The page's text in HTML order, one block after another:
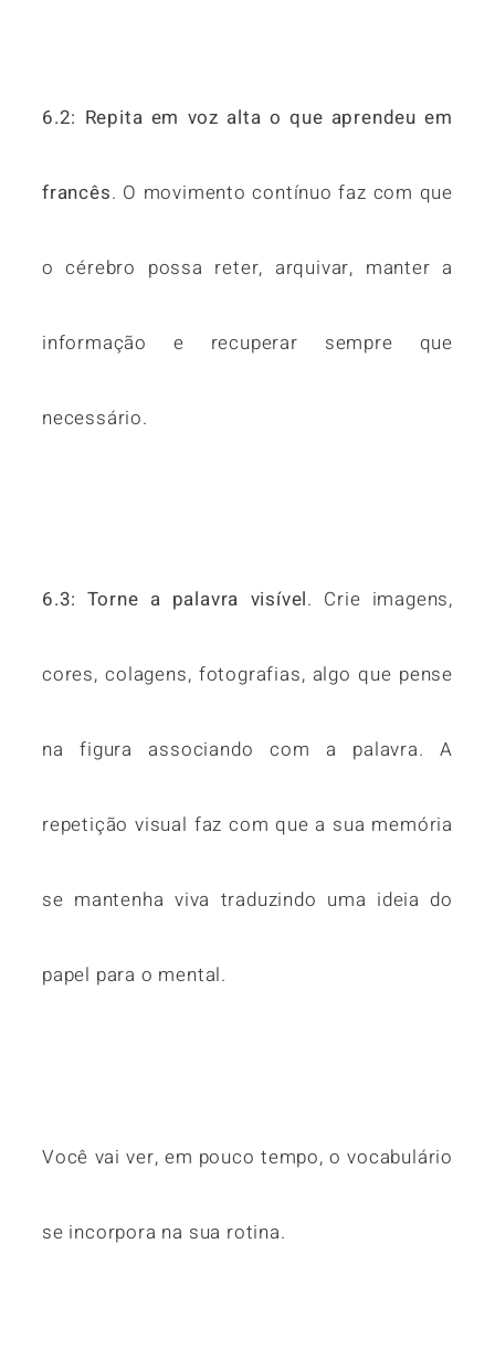
6.2: Repita em voz alta o que aprendeu em
francês. O movimento contínuo faz com que
o cérebro possa reter, arquivar, manter a
informação e recuperar sempre que
necessário.
6.3: Torne a palavra visível. Crie imagens,
cores, colagens, fotografias, algo que pense
na figura associando com a palavra. A
repetição visual faz com que a sua memória
se mantenha viva traduzindo uma ideia do
papel para o mental.
Você vai ver, em pouco tempo, o vocabulário
se incorpora na sua rotina.